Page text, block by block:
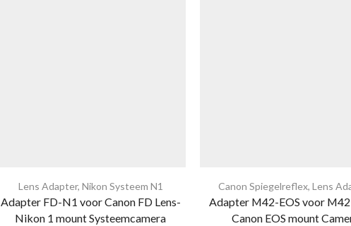
Lens Adapter, Nikon Systeem N1
Adapter FD-N1 voor Canon FD Lens-
Nikon 1 mount Systeemcamera
Canon Spiegelreflex, Lens
Adapter M42-EOS voor M42
Canon EOS mount